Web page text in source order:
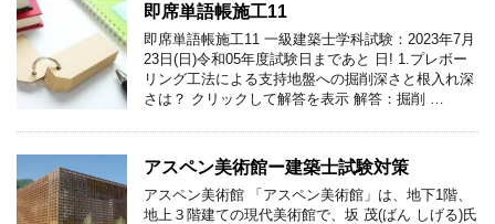
即席単語帳施工11
即席単語帳施工11 一級建築士学科試験：2023年7月
23日(日)令和05年度試験日まであと 日! 1.プレボー
リング工法による支持地盤への掘削深さと根入れ深
さは？ クリックして解答を表示 解答：掘削 …
アスペン美術館ー建築士試験対策
アスペン美術館 「アスペン美術館」は、地下1階、
地上３階建ての現代美術館で、坂 茂(ばん しげる)氏